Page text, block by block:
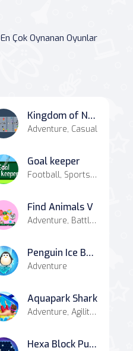
En Çok Oynanan Oyunlar
Kingdom of Ninja 7
Adventure, Casual
Goal keeper
Football, Sports, Hypercasual
Find Animals V
Adventure, Battle, Casual
Penguin Ice Breaker
Adventure
Aquapark Shark
Adventure, Agility, Casual
Hexa Block Puzzle